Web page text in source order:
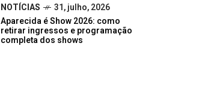
NOTÍCIAS
31, julho, 2026
Aparecida é Show 2026: como
retirar ingressos e programação
completa dos shows